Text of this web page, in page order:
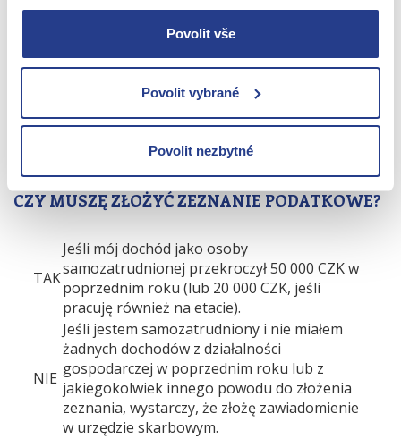
Povolit vše
Povolit vybrané
Povolit nezbytné
(po anulowaniu licencji handlowej). Jak wyjaśniliśmy
powyżej, chociaż nie musisz już wypełniać specjalnego
formularza, aby anulować rejestrację podatku
wiedzieć, czy oczekiwać od Ciebie złożenia zeznania
podatkowego, a zatem Twoim obowiązkiem jest
powiadomienie go o tym.
CZY MUSZĘ ZŁOŻYĆ ZEZNANIE PODATKOWE?
TAK
Jeśli mój dochód jako osoby
samozatrudnionej przekroczył 50 000 CZK w
poprzednim roku (lub 20 000 CZK, jeśli
pracuję również na etacie).
NIE
Jeśli jestem samozatrudniony i nie miałem
żadnych dochodów z działalności
gospodarczej w poprzednim roku lub z
jakiegokolwiek innego powodu do złożenia
zeznania, wystarczy, że złożę zawiadomienie
w urzędzie skarbowym.